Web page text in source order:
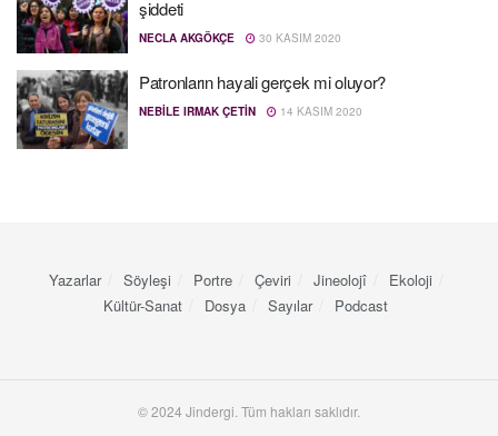
şiddeti
NECLA AKGÖKÇE 30 KASIM 2020
Patronların hayali gerçek mi oluyor?
NEBILE IRMAK ÇETIN 14 KASIM 2020
Yazarlar Söyleşi Portre Çeviri Jineolojî
Ekoloji
Kültür-Sanat
Dosya Sayılar Podcast
© 2024 Jindergi. Tüm hakları saklıdır.